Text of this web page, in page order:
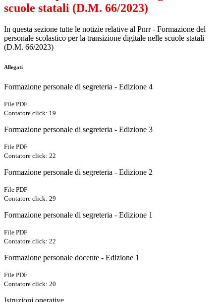
scuole statali (D.M. 66/2023)
In questa sezione tutte le notizie relative al Pnrr - Formazione del
personale scolastico per la transizione digitale nelle scuole statali
(D.M. 66/2023)
Allegati
Formazione personale di segreteria - Edizione 4
File PDF
Contatore click: 19
Formazione personale di segreteria - Edizione 3
File PDF
Contatore click: 22
Formazione personale di segreteria - Edizione 2
File PDF
Contatore click: 29
Formazione personale di segreteria - Edizione 1
File PDF
Contatore click: 22
Formazione personale docente - Edizione 1
File PDF
Contatore click: 20
Istruzioni operative